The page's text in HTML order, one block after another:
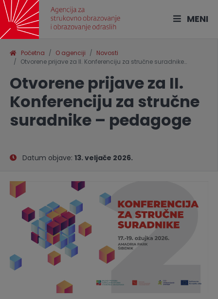
MENI
Početna O agenciji
Novosti
Otvorene prijave za II. Konferenciju za stručne suradnike…
Otvorene prijave za II.
Konferenciju za stručne
suradnike – pedagoge
Datum objave: 13. veljače 2026.